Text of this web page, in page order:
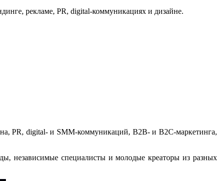
рекламе, PR, digital-коммуникациях и дизайне.
PR, digital- и SMM-коммуникаций, B2B- и B2C-маркетинга,
независимые специалисты и молодые креаторы из разных